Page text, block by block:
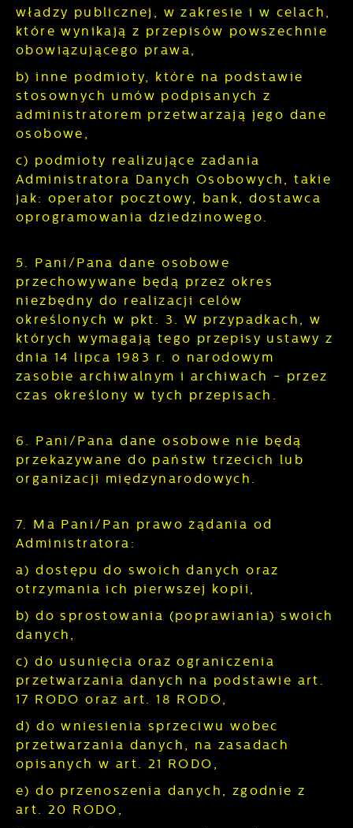
władzy publicznej, w zakresie i w celach,
które wynikają z przepisów powszechnie
obowiązującego prawa,
b) inne podmioty, które na podstawie
stosownych umów podpisanych z
administratorem przetwarzają jego dane
osobowe,
c) podmioty realizujące zadania
Administratora Danych Osobowych, takie
jak: operator pocztowy, bank, dostawca
oprogramowania dziedzinowego.
5. Pani/Pana dane osobowe
przechowywane będą przez okres
niezbędny do realizacji celów
określonych w pkt. 3. W przypadkach, w
których wymagają tego przepisy ustawy z
dnia 14 lipca 1983 r. o narodowym
zasobie archiwalnym i archiwach - przez
czas określony w tych przepisach.
6. Pani/Pana dane osobowe nie będą
przekazywane do państw trzecich lub
organizacji międzynarodowych.
7. Ma Pani/Pan prawo żądania od
Administratora:
a) dostępu do swoich danych oraz
otrzymania ich pierwszej kopii,
b) do sprostowania (poprawiania) swoich
danych,
c) do usunięcia oraz ograniczenia
przetwarzania danych na podstawie art.
17 RODO oraz art. 18 RODO,
d) do wniesienia sprzeciwu wobec
przetwarzania danych, na zasadach
opisanych w art. 21 RODO,
e) do przenoszenia danych, zgodnie z
art. 20 RODO,